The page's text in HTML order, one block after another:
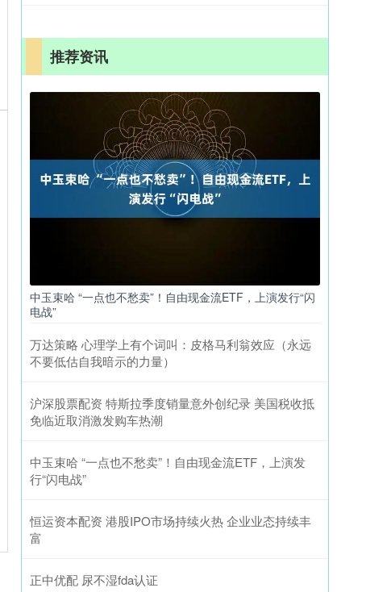
推荐资讯
中玉束哈 “一点也不愁卖”！自由现金流ETF，上演发行“闪
电战”
万达策略 心理学上有个词叫：皮格马利翁效应（永远
不要低估自我暗示的力量）
沪深股票配资 特斯拉季度销量意外创纪录 美国税收抵
免临近取消激发购车热潮
中玉束哈 “一点也不愁卖”！自由现金流ETF，上演发
行“闪电战”
恒运资本配资 港股IPO市场持续火热 企业业态持续丰
富
正中优配 尿不湿fda认证